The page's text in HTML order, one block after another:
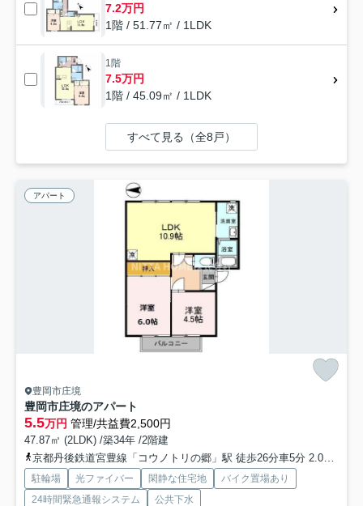
7.2万円
1階 / 51.77㎡ / 1LDK
1階
7.5万円
1階 / 45.09㎡ / 1LDK
すべて見る（全8戸）
アパート
豊岡市庄境
豊岡市庄境のアパート
5.5万円 管理/共益費2,500円
47.87㎡ (2LDK) /築34年 /2階建
京都丹後鉄道宮豊線「コウノトリの郷」駅 徒歩26分車5分 2.0km
駐輪場 光ファイバー 閑静な住宅地
バイク置場あり
24時間緊急通報システム
公共下水